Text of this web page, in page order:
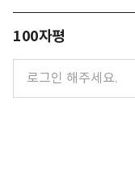
100자평